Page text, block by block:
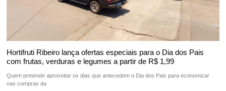
Hortifruti Ribeiro lança ofertas especiais para o Dia dos Pais
com frutas, verduras e legumes a partir de R$ 1,99
Quem pretende aproveitar os dias que antecedem o Dia dos Pais para economizar
nas compras da